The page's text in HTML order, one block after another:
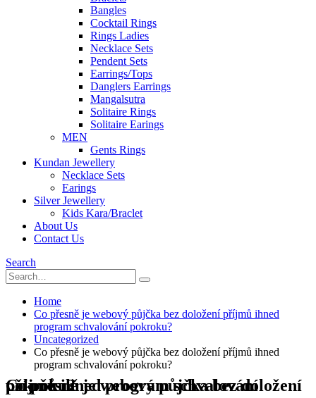
Bangles
Cocktail Rings
Rings Ladies
Necklace Sets
Pendent Sets
Earrings/Tops
Danglers Earrings
Mangalsutra
Solitaire Rings
Solitaire Earings
MEN
Gents Rings
Kundan Jewellery
Necklace Sets
Earings
Silver Jewellery
Kids Kara/Braclet
About Us
Contact Us
Search
Home
Co přesně je webový půjčka bez doložení příjmů ihned
program schvalování pokroku?
Uncategorized
Co přesně je webový půjčka bez doložení příjmů ihned
program schvalování pokroku?
Co přesně je webový půjčka bez doložení příjmů ihned program schvalování pokroku?